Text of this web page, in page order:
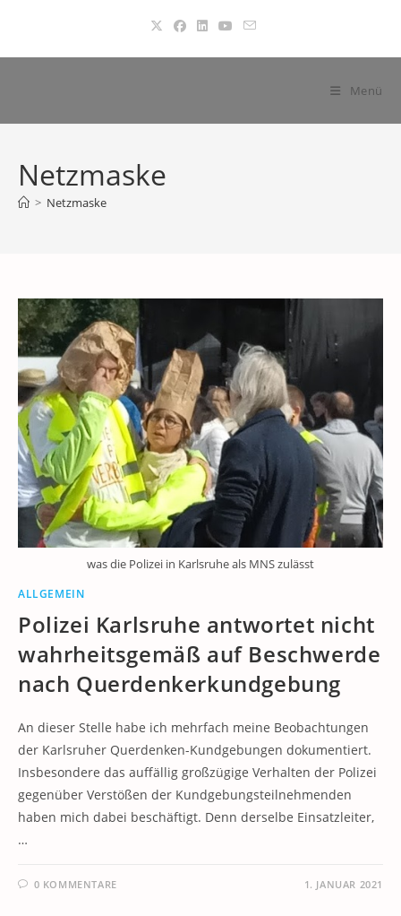
springen
Menü
Netzmaske
> Netzmaske
was die Polizei in Karlsruhe als MNS zulässt
ALLGEMEIN
Polizei Karlsruhe antwortet nicht
wahrheitsgemäß auf Beschwerde
nach Querdenkerkundgebung
An dieser Stelle habe ich mehrfach meine Beobachtungen
der Karlsruher Querdenken-Kundgebungen dokumentiert.
Insbesondere das auffällig großzügige Verhalten der Polizei
gegenüber Verstößen der Kundgebungsteilnehmenden
haben mich dabei beschäftigt. Denn derselbe Einsatzleiter,
…
0 KOMMENTARE 1. JANUAR 2021